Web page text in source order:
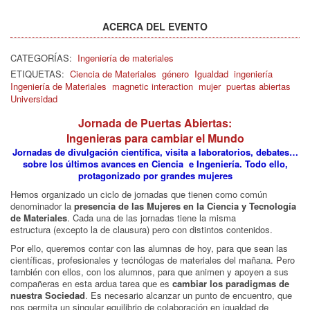
ACERCA DEL EVENTO
CATEGORÍAS: Ingeniería de materiales
ETIQUETAS: Ciencia de Materiales género Igualdad ingeniería
Ingeniería de Materiales magnetic interaction mujer puertas abiertas
Universidad
Jornada de Puertas Abiertas:
Ingenieras para cambiar el Mundo
Jornadas de divulgación científica, visita a laboratorios, debates…
sobre los últimos avances en Ciencia e Ingeniería. Todo ello,
protagonizado por grandes mujeres
Hemos organizado un ciclo de jornadas que tienen como común
denominador la presencia de las Mujeres en la Ciencia y Tecnología
de Materiales. Cada una de las jornadas tiene la misma
estructura (excepto la de clausura) pero con distintos contenidos.
Por ello, queremos contar con las alumnas de hoy, para que sean las
científicas, profesionales y tecnólogas de materiales del mañana. Pero
también con ellos, con los alumnos, para que animen y apoyen a sus
compañeras en esta ardua tarea que es cambiar los paradigmas de
nuestra Sociedad. Es necesario alcanzar un punto de encuentro, que
nos permita un singular equilibrio de colaboración en igualdad de